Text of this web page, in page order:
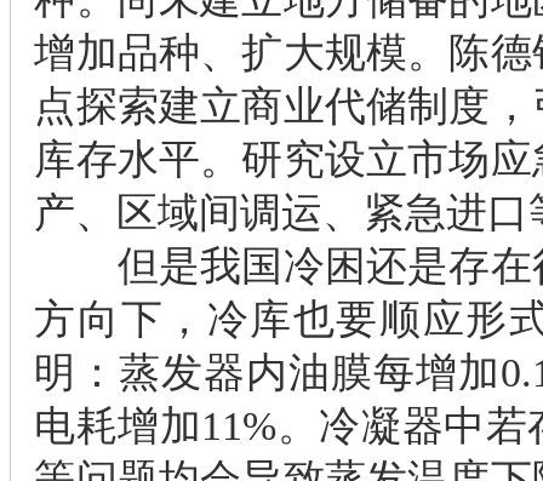
增加品种、扩大规模。陈
点探索建立商业代储制度
库存水平。研究设立市场
产、区域间调运、紧急进口
但是我国冷困还是存在
方向下，冷库也要顺应形
明：蒸发器内油膜每增加
电耗增加11%。冷凝器中